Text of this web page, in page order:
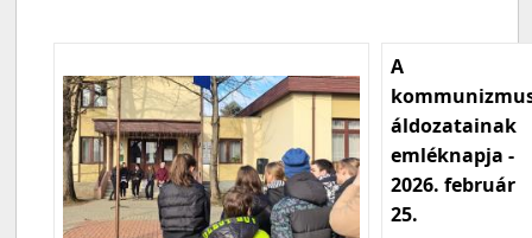
A
áldozatainak
emléknapja -
2026. február
25.